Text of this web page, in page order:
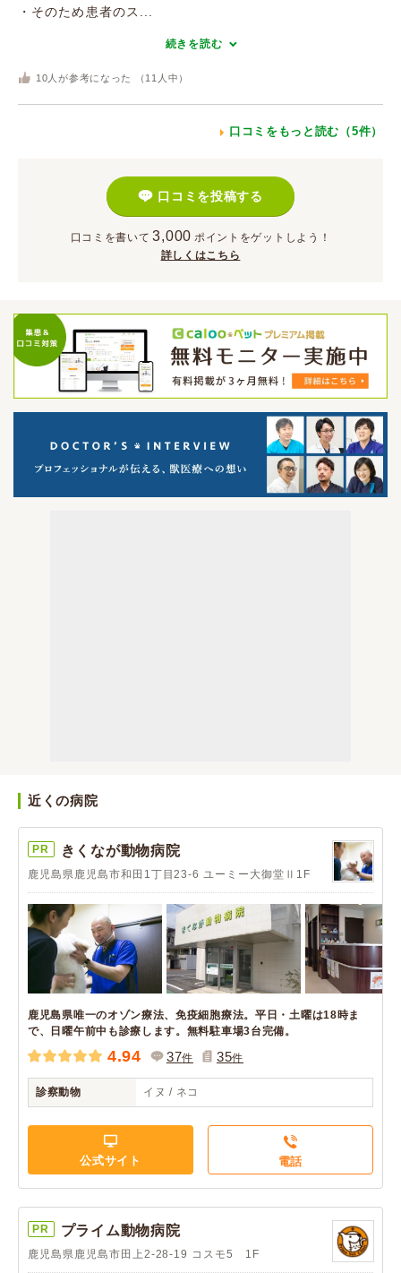
・そのため患者のス...
続きを読む
10 人が参考になった （ 11 人中）
口コミをもっと読む（5件）
口コミを投稿する
口コミを書いて 3,000 ポイント をゲットしよう！
詳しくはこちら
近くの病院
PR きくなが動物病院
鹿児島県鹿児島市和田1丁目23-6 ユーミー大御堂Ⅱ1F
鹿児島県唯一のオゾン療法、免疫細胞療法。平日・土曜は18時ま
で、日曜午前中も診療します。無料駐車場3台完備。
4.94 37件 35件
診察動物 イヌ / ネコ
公式サイト 電話
PR プライム動物病院
鹿児島県鹿児島市田上2-28-19 コスモ5 1F